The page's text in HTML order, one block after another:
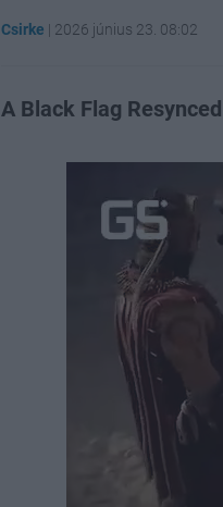
Csirke | 2026 június 23. 08:02
A Black Flag